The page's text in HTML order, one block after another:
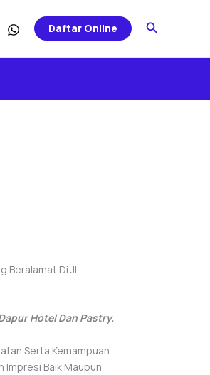
Daftar Online Search
Beralamat Di Jl.
Pur Hotel Dan Pastry.
Serta Kemampuan
Impresi Baik Maupun